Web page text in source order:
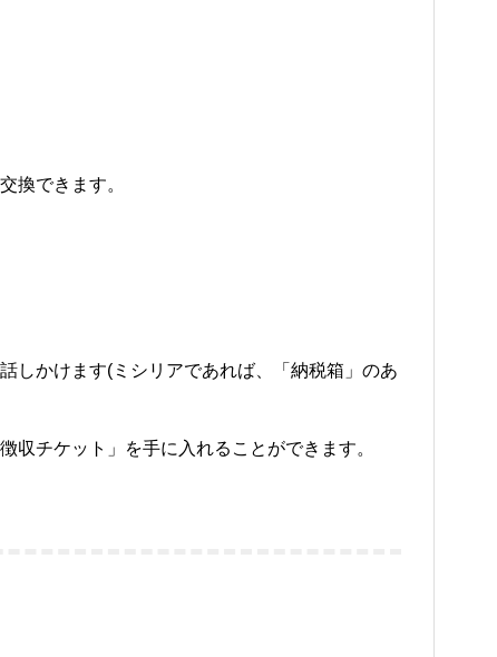
換できます。
しかけます(ミシリアであれば、「納税箱」のあ
収チケット」を手に入れることができます。